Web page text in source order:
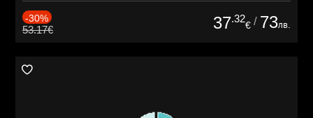
-30%
53.17€ 37.32
€ / 73лв.